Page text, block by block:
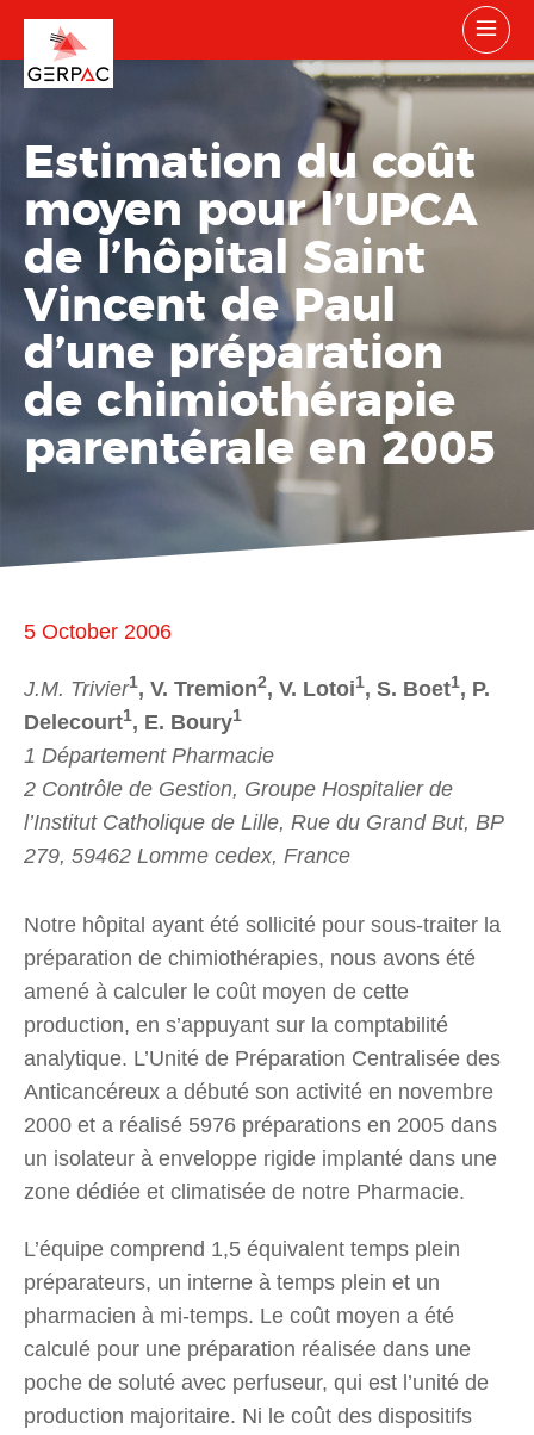
Estimation du coût
moyen pour l’UPCA
de l’hôpital Saint
Vincent de Paul
d’une préparation
de chimiothérapie
parentérale en 2005
5 October 2006
J.M. Trivier1, V. Tremion2, V. Lotoi1, S. Boet1, P.
Delecourt1, E. Boury1
1 Département Pharmacie
2 Contrôle de Gestion, Groupe Hospitalier de
l’Institut Catholique de Lille, Rue du Grand But, BP
279, 59462 Lomme cedex, France
Notre hôpital ayant été sollicité pour sous-traiter la
préparation de chimiothérapies, nous avons été
amené à calculer le coût moyen de cette
production, en s’appuyant sur la comptabilité
analytique. L’Unité de Préparation Centralisée des
Anticancéreux a débuté son activité en novembre
2000 et a réalisé 5976 préparations en 2005 dans
un isolateur à enveloppe rigide implanté dans une
zone dédiée et climatisée de notre Pharmacie.
L’équipe comprend 1,5 équivalent temps plein
préparateurs, un interne à temps plein et un
pharmacien à mi-temps. Le coût moyen a été
calculé pour une préparation réalisée dans une
poche de soluté avec perfuseur, qui est l’unité de
production majoritaire. Ni le coût des dispositifs